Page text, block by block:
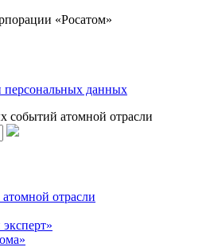
«Росатом»
персональных данных
событий атомной отрасли
отрасли